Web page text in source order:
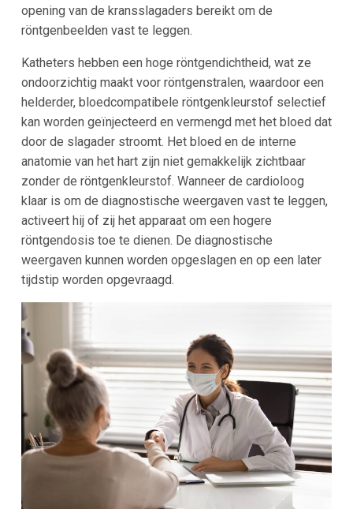
opening van de kransslagaders bereikt om de
röntgenbeelden vast te leggen.
Katheters hebben een hoge röntgendichtheid, wat ze
ondoorzichtig maakt voor röntgenstralen, waardoor een
helderder, bloedcompatibele röntgenkleurstof selectief
kan worden geïnjecteerd en vermengd met het bloed dat
door de slagader stroomt. Het bloed en de interne
anatomie van het hart zijn niet gemakkelijk zichtbaar
zonder de röntgenkleurstof. Wanneer de cardioloog
klaar is om de diagnostische weergaven vast te leggen,
activeert hij of zij het apparaat om een hogere
röntgendosis toe te dienen. De diagnostische
weergaven kunnen worden opgeslagen en op een later
tijdstip worden opgevraagd.